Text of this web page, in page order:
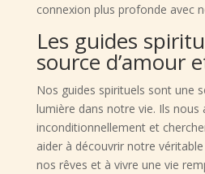
connexion plus profonde avec
Les guides
source d’amour
Nos guides spirituels sont une
lumière dans notre vie. Ils nous
inconditionnellement et
aider à découvrir notre
nos rêves et à vivre une vie